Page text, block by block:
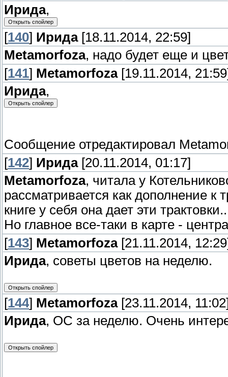
Ирида,
[140] Ирида[18.11.2014, 22:59]
Metamorfoza, надо будет еще и
[141] Metamorfoza[19.11.2014,
Ирида,
Сообщение отредактировал
[142] Ирида[20.11.2014, 01:17]
Metamorfoza, читала у
рассматривается как дополнение к
книге у себя она дает эти
Но главное все-таки в карте -
[143] Metamorfoza[21.11.2014,
Ирида, советы цветов на неделю.
[144] Metamorfoza[23.11.2014,
Ирида, ОС за неделю. Очень